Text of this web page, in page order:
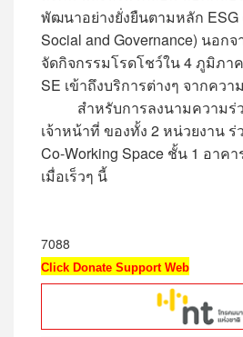
พัฒนาอย่างยั่งยืนตามหลัก ESG
Social and Governance) นอก
จัดกิจกรรมโรดโชว์ใน 4 ภูมิภา
SE เข้าถึงบริการต่างๆ จากคว
สำหรับการลงนามความ
เจ้าหน้าที่ ของทั้ง 2 หน่วยงาน
Co-Working Space ชั้น 1 อาคา
เมื่อเร็วๆ นี้
7088
Click Donate Support Web